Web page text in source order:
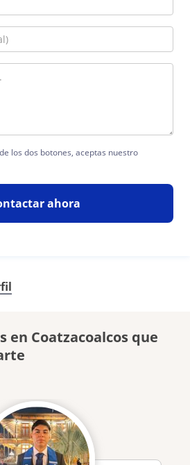
los dos botones, aceptas nuestro
ahora
en Coatzacoalcos que